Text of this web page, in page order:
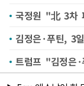
트럼프 "김정은